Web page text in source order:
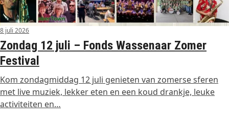
8 juli 2026
Zondag 12 juli – Fonds Wassenaar Zomer
Festival
Kom zondagmiddag 12 juli genieten van zomerse sferen
met live muziek, lekker eten en een koud drankje, leuke
activiteiten en…